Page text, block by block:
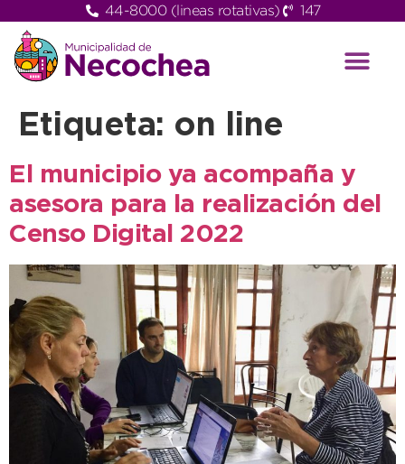
44-8000 (lineas rotativas) 147
Etiqueta: on line
El municipio ya acompaña y
asesora para la realización del
Censo Digital 2022